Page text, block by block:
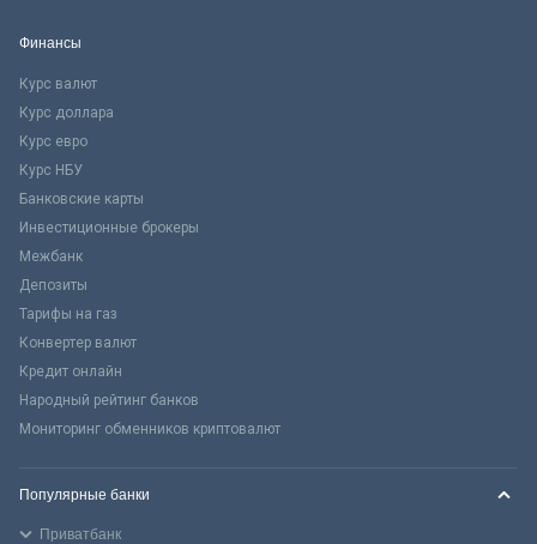
Финансы
Курс валют
Курс доллара
Курс евро
Курс НБУ
Банковские карты
Инвестиционные брокеры
Межбанк
Депозиты
Тарифы на газ
Конвертер валют
Кредит онлайн
Народный рейтинг банков
Мониторинг обменников криптовалют
Популярные банки
Приватбанк